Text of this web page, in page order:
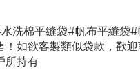
水洗棉平縫袋#帆布平縫袋#
如欲客製類似袋款，歡迎
所持有